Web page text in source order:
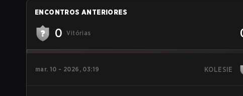
ENCONTROS ANTERIORES
0 Vitórias
mar. 10 - 2026, 03:19 KOLESIE